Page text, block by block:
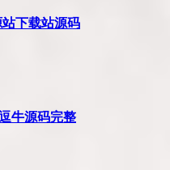
下载站源码
牛源码完整